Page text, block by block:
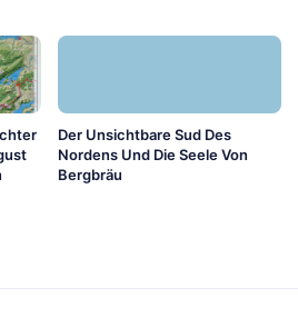
Der Unsichtbare Sud Des
Nordens Und Die Seele Von
Bergbräu